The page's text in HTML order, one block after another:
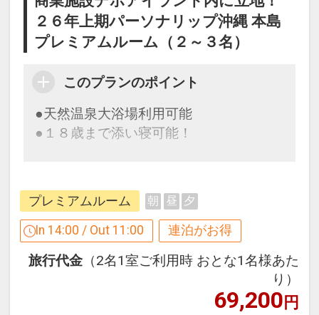
連泊ポイント
●３連泊以上の方に、滞在中夕食１回
付！
況によりセットメニュー）または北谷ダ
イニング（炭火焼セットメニュー）
※内容は変更となる場合がございます。
お子様ポイント
●３歳以下のお子様に、紙オムツ５枚、
粉ミルク４００ｍｌ、ベビーフードまた
はお菓子を泊数分ご用意！
駐車場ご利用に関して
●駐車場無料券配布
当プランでご予約のお客様には、駐車料
金無料のサービス券をお配りいたしま
す。
チェックイン時にホテルフロントでお受
２６年上期パーソナリップ沖縄 本島
プレミアムルーム（２～３名）
このプランのポイント
●天然温泉大浴場利用可能
●１８歳まで添い寝可能！
す
連泊の場合、
２泊目より１泊につきおひとり様
円引
※割引適用後のご旅行代金は、カレンダ
ーからお進みいただいた後表示される
プレミアムルーム 朝 昼 夕
In 14:00 / Out 11:00 連泊がお得
旅行代金 （2名1室ご利用時 おとな1名様あた
り）
69,200円